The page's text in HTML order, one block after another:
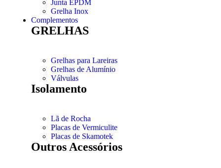
Junta EPDM
Grelha Inox
Complementos
GRELHAS
Grelhas para Lareiras
Grelhas de Alumínio
Válvulas
Isolamento
Lã de Rocha
Placas de Vermiculite
Placas de Skamotek
Outros Acessórios